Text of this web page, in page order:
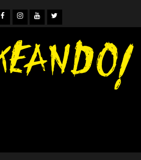
Facebook
Instagram
YouTubeTwitter